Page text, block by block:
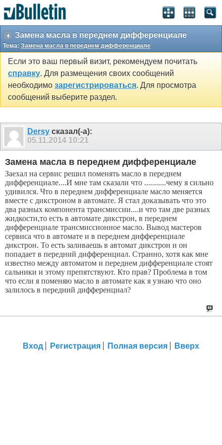
Замена масла в переднем дифференциале
Тема: Замена масла в переднем дифференциале
Если это ваш первый визит, рекомендуем почитать
справку. Для размещения своих сообщений
необходимо зарегистрироваться. Для просмотра
сообщений выберите раздел.
Dersy сказал(-а):
05.11.2014 10:21
Замена масла в переднем дифференциале
Заехал на сервис решил поменять масло в переднем
дифференциале....И мне там сказали что ...........чему я сильно
удивился. Что в переднем дифференциале масло меняется
вместе с дикстроном в автомате. Я стал доказывать что это
два разных компонента трансмиссии....и что там две разных
жидкости,то есть в автомате дикстрон, в переднем
дифференциале трансмиссионное масло. Вывод мастеров
сервиса что в автомате и в переднем дифференциале
дикстрон. То есть заливаешь в автомат дикстрон и он
попадает в передний дифференциал. Странно, хотя как мне
известно между автоматом и переднем дифференциале стоят
сальники и этому препятствуют. Кто прав? Проблема в том
что если я поменяю масло в автомате как я узнаю что оно
залилось в передний дифференциал?
Вход Регистрация Полная версия Вверх
SEO by vBSEO ©2011, Crawlability, Inc.